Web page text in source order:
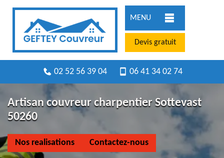
MENU
Devis gratuit
02 52 56 39 04 06 41 34 02 74
Artisan couvreur charpentier Sottevast
50260
Nos realisations Contactez-nous